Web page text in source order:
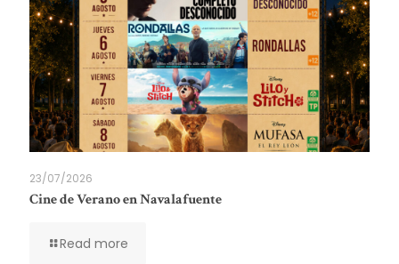
23/07/2026
Cine de Verano en Navalafuente
Read more